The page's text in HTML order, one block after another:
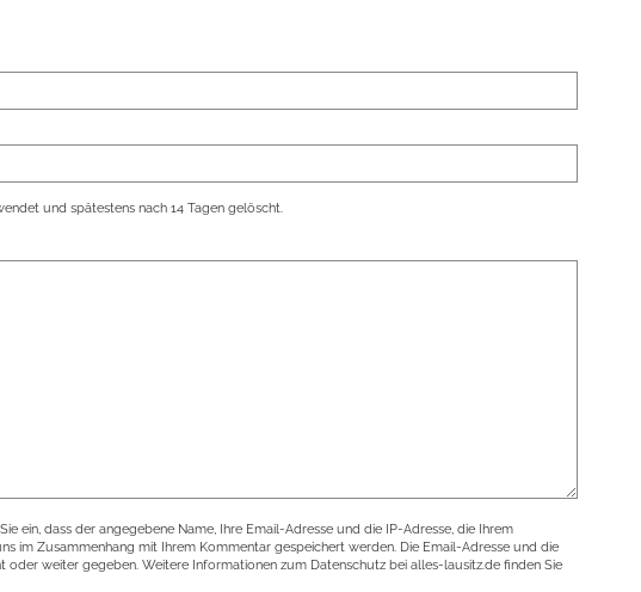
und spätestens nach 14 Tagen gelöscht.
ein, dass der angegebene Name, Ihre Email-Adresse und die IP-Adresse, die Ihrem
im Zusammenhang mit Ihrem Kommentar gespeichert werden. Die Email-Adresse und die
oder weiter gegeben. Weitere Informationen zum Datenschutz bei alles-lausitz.de finden Sie